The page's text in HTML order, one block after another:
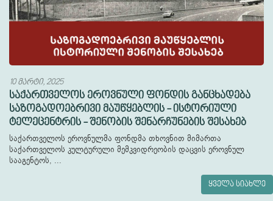
10 მარტი, 2025
საქართველოს ეროვნული ფონდის განცხადება
საზოგადოებრივი მაუწყებლის - ისტორიული
ტელეცენტრის - შენობის შენარჩუნების შესახებ
საქართველოს ეროვნულმა ფონდმა თხოვნით მიმართა
საქართველოს კულტურული მემკვიდრეობის დაცვის ეროვნულ
სააგენტოს, ...
ყველა სიახლე